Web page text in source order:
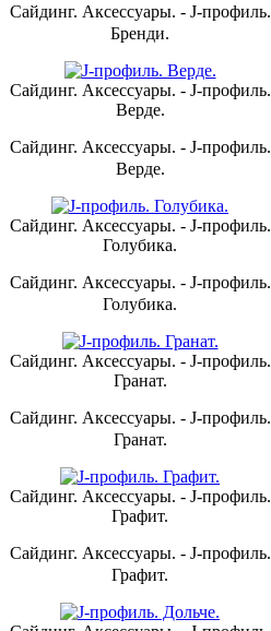
Сайдинг. Аксессуары. - J-профиль.
Бренди.
Сайдинг. Аксессуары. - J-профиль.
Верде.
Сайдинг. Аксессуары. - J-профиль.
Верде.
Сайдинг. Аксессуары. - J-профиль.
Голубика.
Сайдинг. Аксессуары. - J-профиль.
Голубика.
Сайдинг. Аксессуары. - J-профиль.
Гранат.
Сайдинг. Аксессуары. - J-профиль.
Гранат.
Сайдинг. Аксессуары. - J-профиль.
Графит.
Сайдинг. Аксессуары. - J-профиль.
Графит.